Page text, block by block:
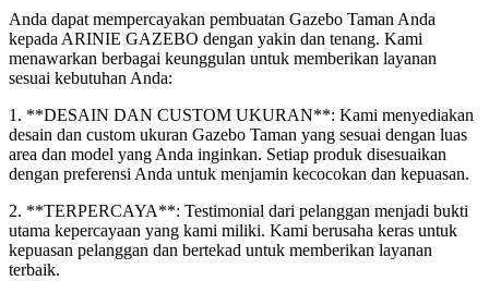
Anda dapat mempercayakan pembuatan Gazebo Taman Anda
kepada ARINIE GAZEBO dengan yakin dan tenang. Kami
menawarkan berbagai keunggulan untuk memberikan layanan
sesuai kebutuhan Anda:
1. **DESAIN DAN CUSTOM UKURAN**: Kami menyediakan
desain dan custom ukuran Gazebo Taman yang sesuai dengan luas
area dan model yang Anda inginkan. Setiap produk disesuaikan
dengan preferensi Anda untuk menjamin kecocokan dan kepuasan.
2. **TERPERCAYA**: Testimonial dari pelanggan menjadi bukti
utama kepercayaan yang kami miliki. Kami berusaha keras untuk
kepuasan pelanggan dan bertekad untuk memberikan layanan
terbaik.